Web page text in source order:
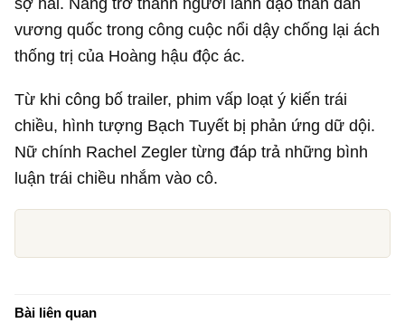
vương quốc trong công cuộc nổi dậy chống lại ách
thống trị của Hoàng hậu độc ác.
Từ khi công bố trailer, phim vấp loạt ý kiến trái
chiều, hình tượng Bạch Tuyết bị phản ứng dữ dội.
Nữ chính Rachel Zegler từng đáp trả những bình
luận trái chiều nhắm vào cô.
Bài liên quan